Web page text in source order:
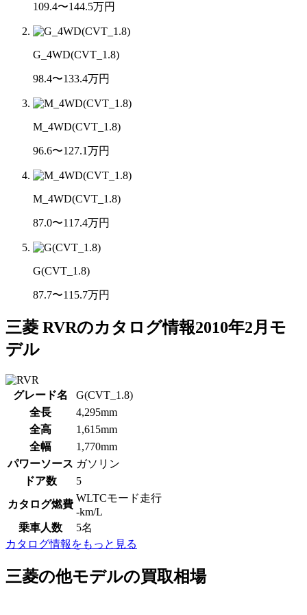
109.4〜144.5万円
G_4WD(CVT_1.8)
98.4〜133.4万円
M_4WD(CVT_1.8)
96.6〜127.1万円
M_4WD(CVT_1.8)
87.0〜117.4万円
G(CVT_1.8)
87.7〜115.7万円
三菱 RVRのカタログ情報2010年2月モ
デル
グレード名
G(CVT_1.8)
全長
4,295mm
全高
1,615mm
全幅
1,770mm
パワーソース ガソリン
ドア数
5
カタログ燃費
WLTCモード走行
-km/L
乗車人数
5名
カタログ情報をもっと見る
三菱の他モデルの買取相場